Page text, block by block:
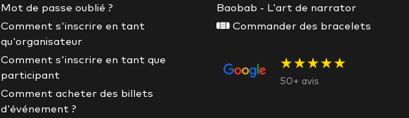
Mot de passe oublié ?
Comment s'inscrire en tant
qu'organisateur
Comment s'inscrire en tant que
participant
Comment acheter des billets
d'événement ?
Baobab - L'art de narrator
Commander des bracelets
★★★★★
50+ avis